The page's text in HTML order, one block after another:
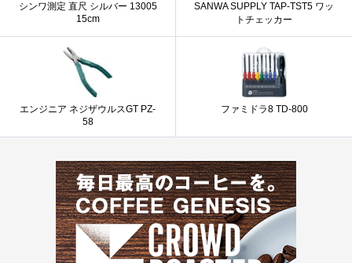
シンワ測定 直尺 シルバー 13005
15cm
SANWA SUPPLY TAP-TST5 ワッ
トチェッカー
エンジニア ネジザウルスGT PZ-
58
ファミドラ8 TD-800